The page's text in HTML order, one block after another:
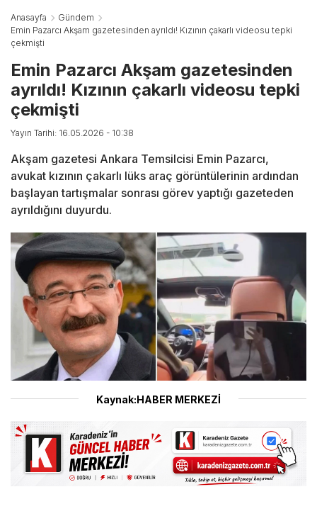
Anasayfa
Gündem
Emin Pazarcı Akşam gazetesinden ayrıldı! Kızının çakarlı videosu tepki
çekmişti
Emin Pazarcı Akşam gazetesinden
ayrıldı! Kızının çakarlı videosu tepki
çekmişti
Yayın Tarihi: 16.05.2026 - 10:38
Akşam gazetesi Ankara Temsilcisi Emin Pazarcı,
avukat kızının çakarlı lüks araç görüntülerinin ardından
başlayan tartışmalar sonrası görev yaptığı gazeteden
ayrıldığını duyurdu.
Kaynak:HABER MERKEZİ